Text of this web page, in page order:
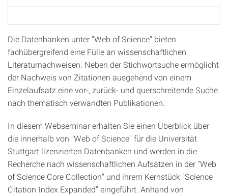
Die Datenbanken unter "Web of Science" bieten
fachübergreifend eine Fülle an wissenschaftlichen
Literaturnachweisen. Neben der Stichwortsuche ermöglicht
der Nachweis von Zitationen ausgehend von einem
Einzelaufsatz eine vor-, zurück- und querschreitende Suche
nach thematisch verwandten Publikationen.
In diesem Webseminar erhalten Sie einen Überblick über
die innerhalb von "Web of Science" für die Universität
Stuttgart lizenzierten Datenbanken und werden in die
Recherche nach wissenschaftlichen Aufsätzen in der "Web
of Science Core Collection" und ihrem Kernstück "Science
Citation Index Expanded" eingeführt. Anhand von